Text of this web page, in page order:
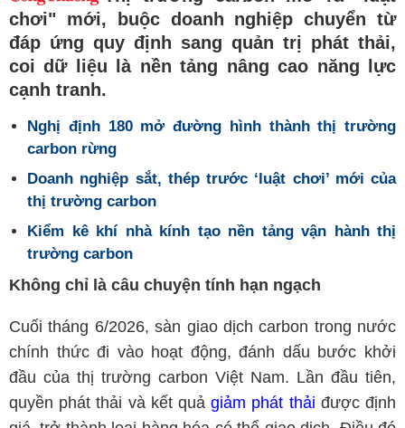
chơi" mới, buộc doanh nghiệp chuyển từ
đáp ứng quy định sang quản trị phát thải,
coi dữ liệu là nền tảng nâng cao năng lực
cạnh tranh.
Nghị định 180 mở đường hình thành thị trường
carbon rừng
Doanh nghiệp sắt, thép trước ‘luật chơi’ mới của
thị trường carbon
Kiểm kê khí nhà kính tạo nền tảng vận hành thị
trường carbon
Không chỉ là câu chuyện tính hạn ngạch
Cuối tháng 6/2026, sàn giao dịch carbon trong nước
chính thức đi vào hoạt động, đánh dấu bước khởi
đầu của thị trường carbon Việt Nam. Lần đầu tiên,
quyền phát thải và kết quảgiảm phát thải được định